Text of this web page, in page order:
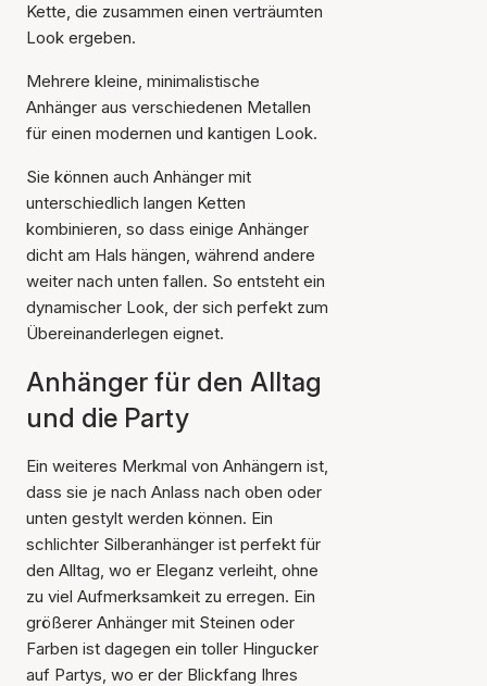
Kette, die zusammen einen verträumten
Look ergeben.
Mehrere kleine, minimalistische
Anhänger aus verschiedenen Metallen
für einen modernen und kantigen Look.
Sie können auch Anhänger mit
unterschiedlich langen Ketten
kombinieren, so dass einige Anhänger
dicht am Hals hängen, während andere
weiter nach unten fallen. So entsteht ein
dynamischer Look, der sich perfekt zum
Übereinanderlegen eignet.
Anhänger für den Alltag
und die Party
Ein weiteres Merkmal von Anhängern ist,
dass sie je nach Anlass nach oben oder
unten gestylt werden können. Ein
schlichter Silberanhänger ist perfekt für
den Alltag, wo er Eleganz verleiht, ohne
zu viel Aufmerksamkeit zu erregen. Ein
größerer Anhänger mit Steinen oder
Farben ist dagegen ein toller Hingucker
auf Partys, wo er der Blickfang Ihres